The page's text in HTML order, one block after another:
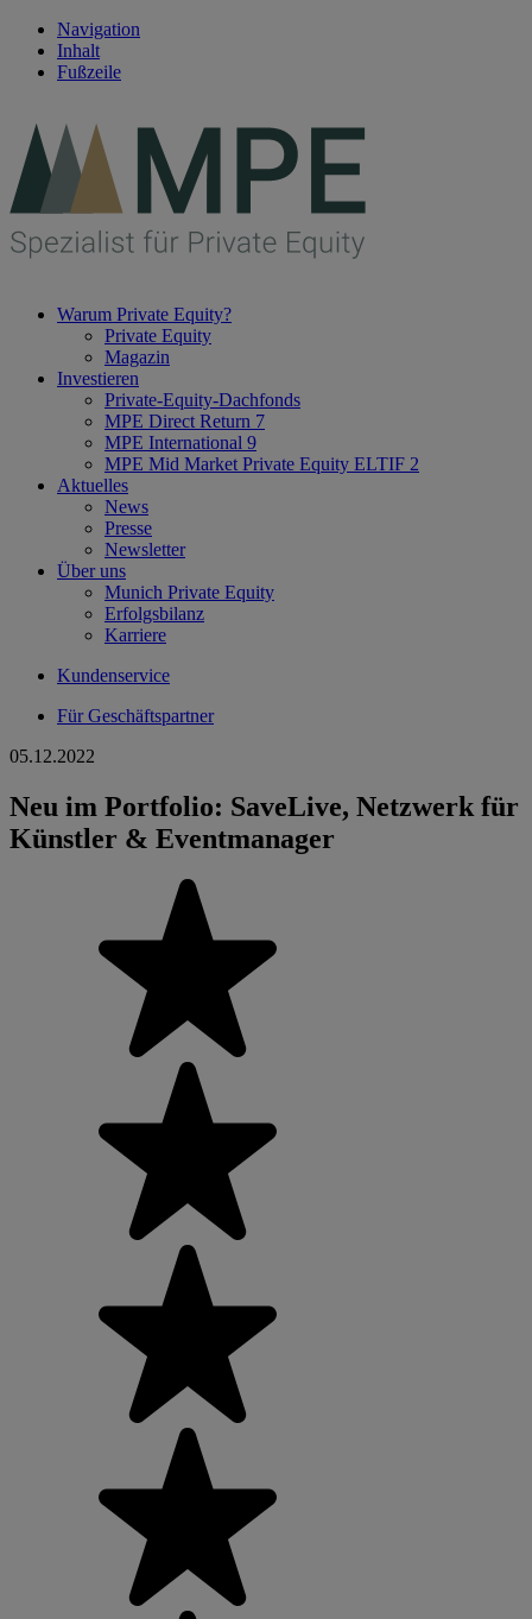
Navigation
Inhalt
Fußzeile
Warum Private Equity?
Private Equity
Magazin
Investieren
Private-Equity-Dachfonds
MPE Direct Return 7
MPE International 9
MPE Mid Market Private Equity ELTIF 2
Aktuelles
News
Presse
Newsletter
Über uns
Munich Private Equity
Erfolgsbilanz
Karriere
Kundenservice
Für Geschäftspartner
05.12.2022
Neu im Portfolio: SaveLive, Netzwerk für
Künstler & Eventmanager